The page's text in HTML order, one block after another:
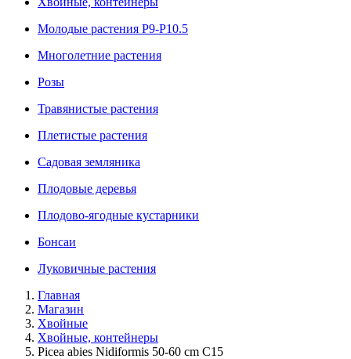
Молодые растения Р9-Р10.5
Многолетние растения
Розы
Травянистые растения
Плетистые растения
Садовая земляника
Плодовые деревья
Плодово-ягодные кустарники
Бонсаи
Луковичные растения
Главная
Магазин
Хвойные
Хвойные, контейнеры
Picea abies Nidiformis 50-60 cm C15